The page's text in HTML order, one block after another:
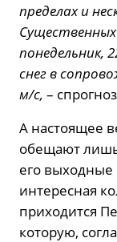
пределах и
понедельник,
снег в
м/с, –
А настоящее
обещают лишь
его выходные
интересная
приходится
которую,